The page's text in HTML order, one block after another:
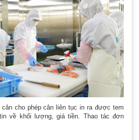
cho phép cân liên tục in ra được tem
về khối lượng, giá tiền. Thao tác đơn